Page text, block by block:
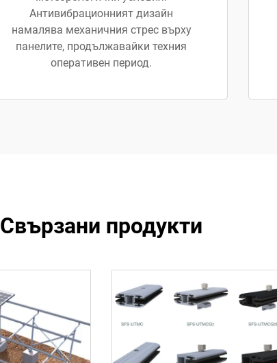
Антивибрационният дизайн
намалява механичния стрес върху
панелите, продължавайки техния
оперативен период.
Свързани продукти